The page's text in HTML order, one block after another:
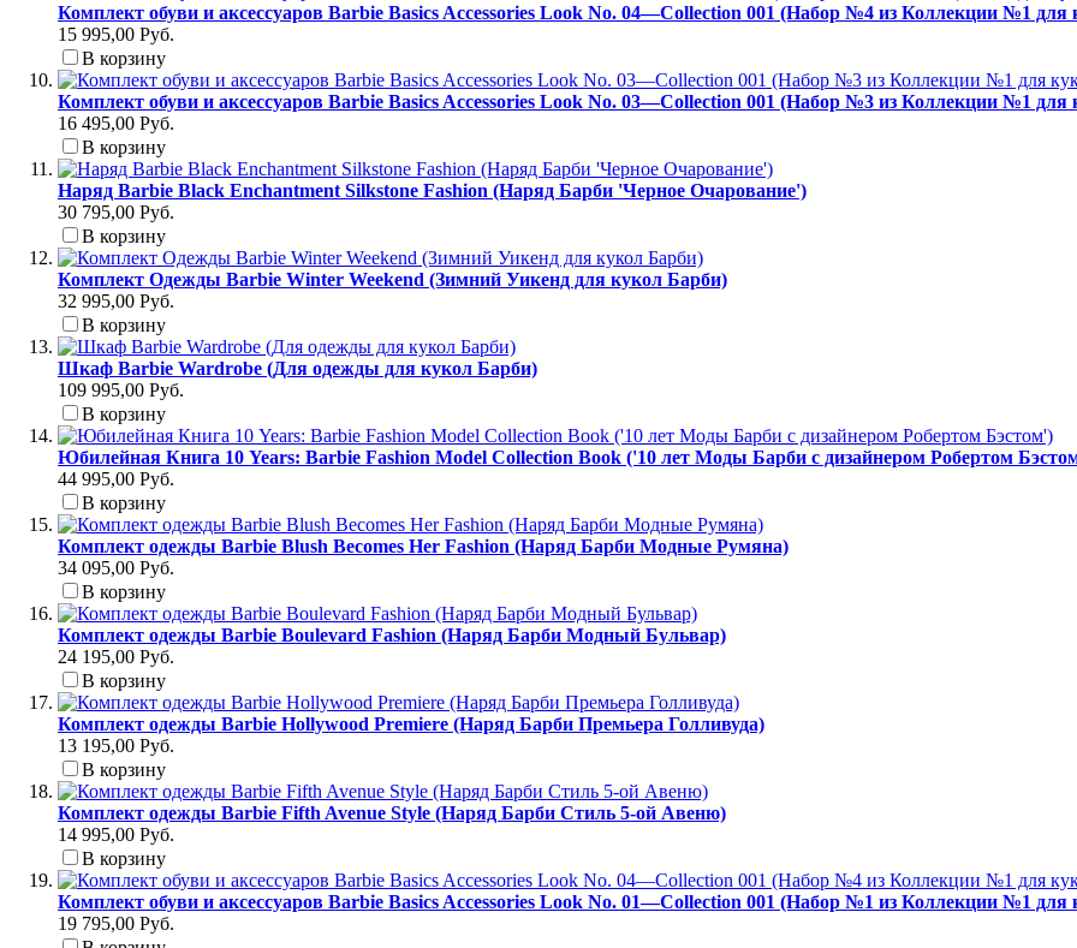
Комплект обуви и аксессуаров Barbie Basics Accessories Look No. 04—Collection 001 (Набор №4 из Коллекции №1 для
15 995,00 Руб.
В корзину
Комплект обуви и аксессуаров Barbie Basics Accessories Look No. 03—Collection 001 (Набор №3 из Коллекции №1 для
16 495,00 Руб.
В корзину
Наряд Barbie Black Enchantment Silkstone Fashion (Наряд Барби 'Черное Очарование')
30 795,00 Руб.
В корзину
Комплект Одежды Barbie Winter Weekend (Зимний Уикенд для кукол Барби)
32 995,00 Руб.
В корзину
Шкаф Barbie Wardrobe (Для одежды для кукол Барби)
109 995,00 Руб.
В корзину
Юбилейная Книга 10 Years: Barbie Fashion Model Collection Book ('10 лет Моды Барби с дизайнером Робертом
44 995,00 Руб.
В корзину
Комплект одежды Barbie Blush Becomes Her Fashion (Наряд Барби Модные Румяна)
34 095,00 Руб.
В корзину
Комплект одежды Barbie Boulevard Fashion (Наряд Барби Модный Бульвар)
24 195,00 Руб.
В корзину
Комплект одежды Barbie Hollywood Premiere (Наряд Барби Премьера Голливуда)
13 195,00 Руб.
В корзину
Комплект одежды Barbie Fifth Avenue Style (Наряд Барби Стиль 5-ой Авеню)
14 995,00 Руб.
В корзину
Комплект обуви и аксессуаров Barbie Basics Accessories Look No. 01—Collection 001 (Набор №1 из Коллекции №1 для
19 795,00 Руб.